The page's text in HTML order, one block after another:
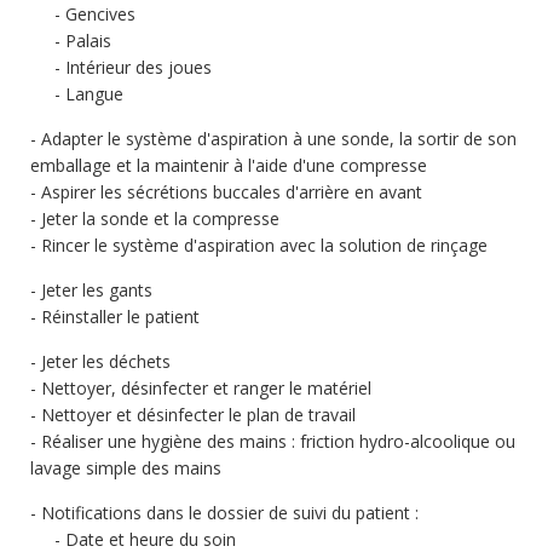
Gencives
Palais
Intérieur des joues
Langue
Adapter le système d'aspiration à une sonde, la sortir de son
emballage et la maintenir à l'aide d'une compresse
Aspirer les sécrétions buccales d'arrière en avant
Jeter la sonde et la compresse
Rincer le système d'aspiration avec la solution de rinçage
Jeter les gants
Réinstaller le patient
Jeter les déchets
Nettoyer, désinfecter et ranger le matériel
Nettoyer et désinfecter le plan de travail
Réaliser une hygiène des mains : friction hydro-alcoolique ou
lavage simple des mains
Notifications dans le dossier de suivi du patient :
Date et heure du soin